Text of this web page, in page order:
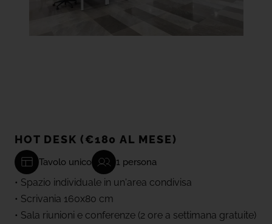
HOT DESK (€180 AL MESE)
Tavolo unico 1 persona
• Spazio individuale in un'area condivisa
• Scrivania 160x80 cm
• Sala riunioni e conferenze (2 ore a settimana gratuite)